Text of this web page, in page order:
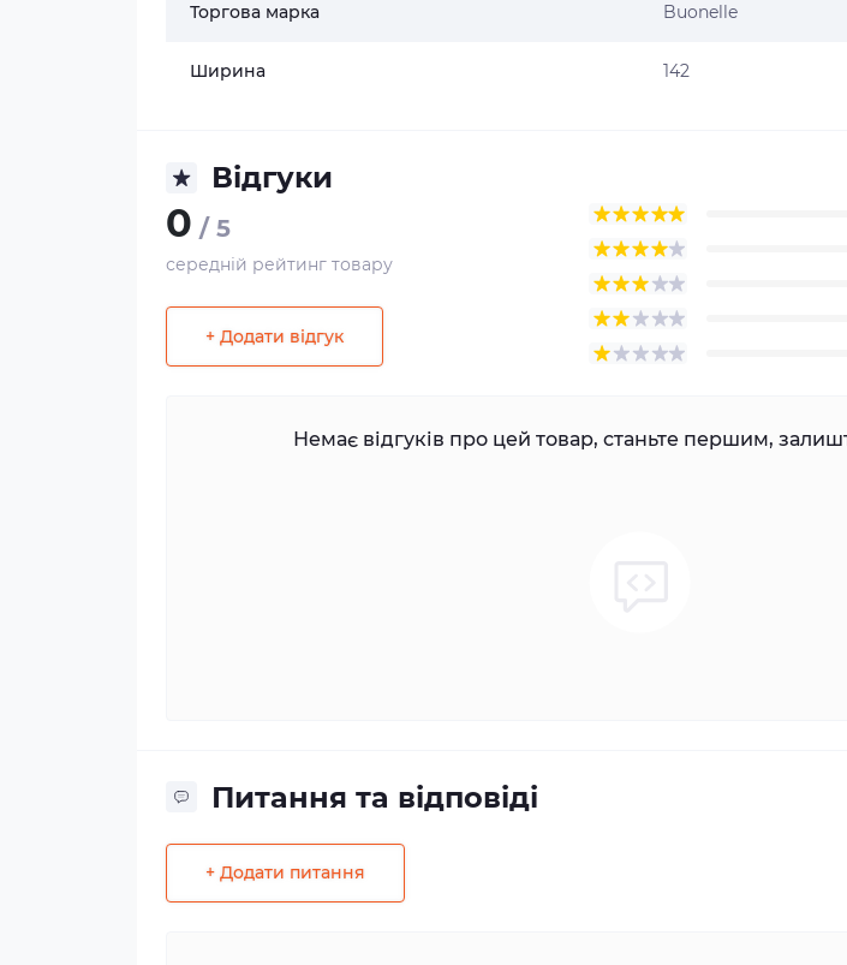
Торгова марка Buonelle
Ширина 142
Відгуки
0 / 5
середній рейтинг товару
+ Додати відгук
Немає відгуків про цей товар, станьте першим,
Питання та відповіді
+ Додати питання